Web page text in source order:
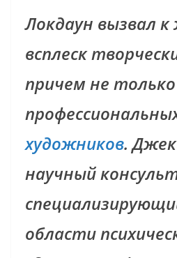
Локдаун вызвал
всплеск
причем не
художников.
научный
области